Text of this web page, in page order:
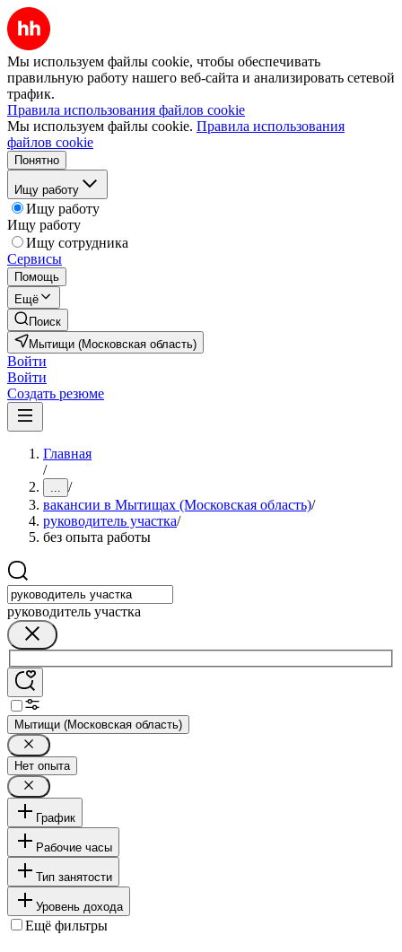
Мы используем файлы cookie, чтобы обеспечивать
правильную работу нашего веб-сайта и анализировать сетевой
трафик.
Правила использования файлов cookie
Мы используем файлы cookie. Правила использования
файлов cookie
Понятно
Ищу работу
Ищу работу
Ищу работу
Ищу сотрудника
Сервисы
Помощь
Ещё
Поиск
Мытищи (Московская область)
Войти
Войти
Создать резюме
Главная
/
... /
вакансии в Мытищах (Московская область)/
руководитель участка/
без опыта работы
руководитель участка
Мытищи (Московская область)
Нет опыта
График
Рабочие часы
Тип занятости
Уровень дохода
Ещё фильтры